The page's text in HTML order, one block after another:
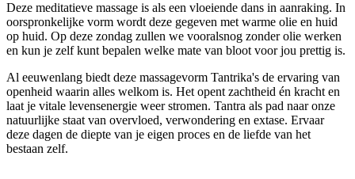
Deze meditatieve massage is als een vloeiende dans in aanraking. In
oorspronkelijke vorm wordt deze gegeven met warme olie en huid
op huid. Op deze zondag zullen we vooralsnog zonder olie werken
en kun je zelf kunt bepalen welke mate van bloot voor jou prettig is.
Al eeuwenlang biedt deze massagevorm Tantrika's de ervaring van
openheid waarin alles welkom is. Het opent zachtheid én kracht en
laat je vitale levensenergie weer stromen. Tantra als pad naar onze
natuurlijke staat van overvloed, verwondering en extase. Ervaar
deze dagen de diepte van je eigen proces en de liefde van het
bestaan zelf.